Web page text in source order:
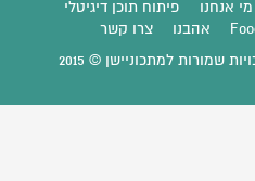
מי אנחנו
פיתוח תוכן דיגיטלי
אהבנו צרו קשר
שמורות למתכוניישן © 2015